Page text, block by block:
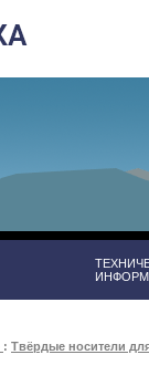
: Твёрдые носители